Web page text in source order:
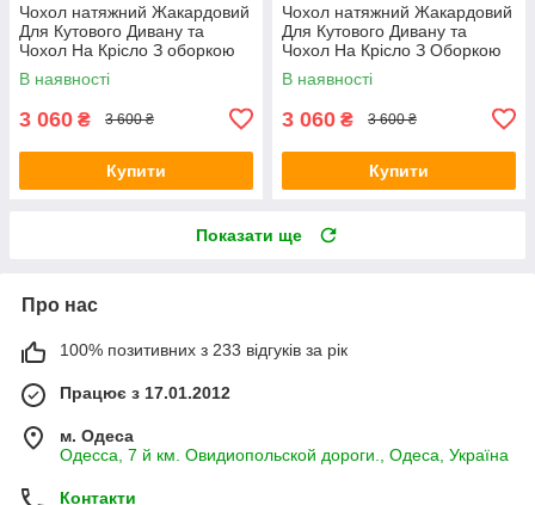
Чохол натяжний Жакардовий
Для Кутового Дивану та
Чохол На Крісло З оборкою
пудра Venera
В наявності
3 060 ₴ 3 600 ₴
Купити
Чохол натяжний Жакардовий
Для Кутового Дивану та
Чохол На Крісло З Оборкою
бежевий Venera
В наявності
3 060 ₴ 3 600 ₴
Купити
Показати ще
Про нас
100% позитивних з 233 відгуків за рік
Працює з 17.01.2012
м. Одеса
Одесса, 7 й км. Овидиопольской дороги., Одеса, Україна
Контакти